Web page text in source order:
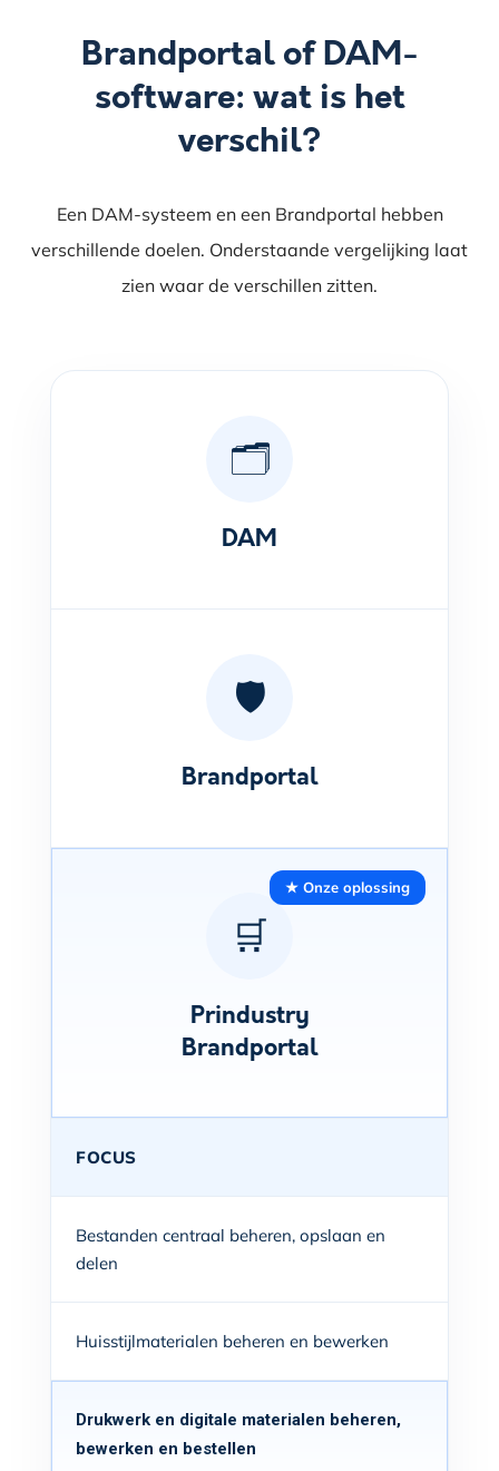
Brandportal of DAM-
software: wat is het
verschil?
Een DAM-systeem en een Brandportal hebben
verschillende doelen. Onderstaande vergelijking laat
zien waar de verschillen zitten.
🗂️
DAM
🛡️
Brandportal
★ Onze oplossing
🛒
Prindustry
Brandportal
FOCUS
Bestanden centraal beheren, opslaan en
delen
Huisstijlmaterialen beheren en bewerken
Drukwerk en digitale materialen beheren,
bewerken en bestellen